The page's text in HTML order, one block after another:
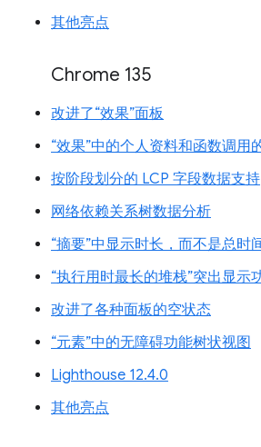
其他亮点
Chrome 135
改进了“效果”面板
“效果”中的个人资料和函数调用
按阶段划分的 LCP 字段数据支持
网络依赖关系树数据分析
“摘要”中显示时长，而不是总时
“执行用时最长的堆栈”突出显示
改进了各种面板的空状态
“元素”中的无障碍功能树状视图
Lighthouse 12.4.0
其他亮点